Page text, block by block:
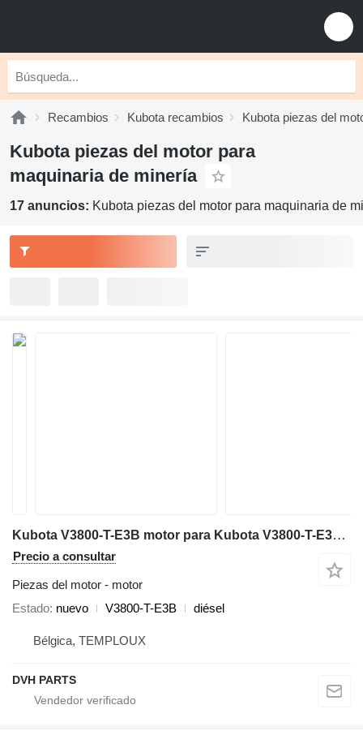
Recambios Kubota recambios Kubota piezas del
Kubota piezas del motor para
maquinaria de minería
17 anuncios: Kubota piezas del motor para maquinaria de
Kubota V3800-T-E3B motor para Kubota V3800-T-E3B minivolquete
Precio a consultar
Piezas del motor - motor
Estado nuevo V3800-T-E3B diésel
Bélgica, TEMPLOUX
DVH PARTS